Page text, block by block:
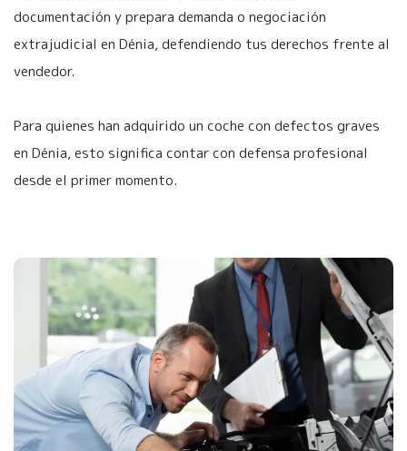
documentación y prepara demanda o negociación
extrajudicial en Dénia, defendiendo tus derechos frente al
vendedor.
Para quienes han adquirido un coche con defectos graves
en Dénia, esto significa contar con defensa profesional
desde el primer momento.